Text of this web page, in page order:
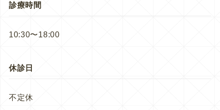
診療時間
10:30〜18:00
休診日
不定休